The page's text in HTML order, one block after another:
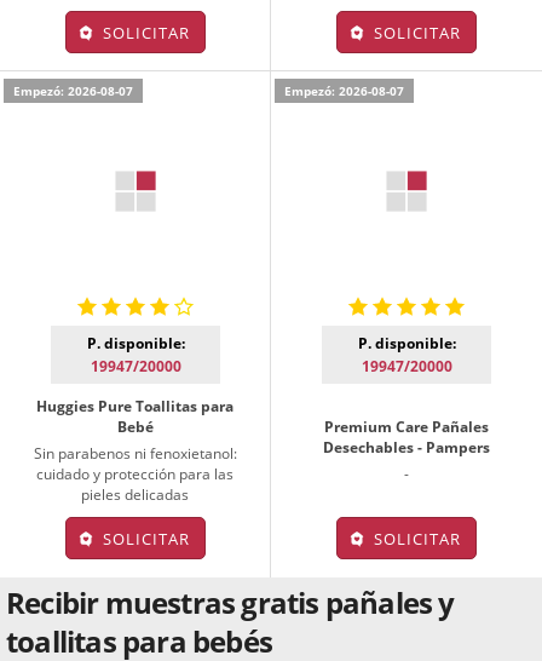
SOLICITAR SOLICITAR
Empezó: 2026-08-07
P. disponible:
19947/20000
Huggies Pure Toallitas para
Bebé
Sin parabenos ni fenoxietanol:
cuidado y protección para las
pieles delicadas
SOLICITAR
Empezó: 2026-08-07
P. disponible:
19947/20000
Premium Care Pañales
Desechables - Pampers
-
SOLICITAR
Recibir muestras gratis pañales y
toallitas para bebés